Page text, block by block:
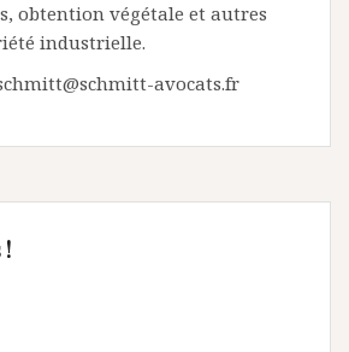
obtention végétale et autres
industrielle.
avocats.fr
!